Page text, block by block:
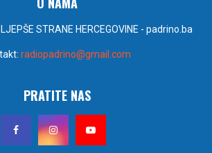
STRANE HERCEGOVINE - padrino.ba
radiopadrino@gmail.com
PRATITE NAS